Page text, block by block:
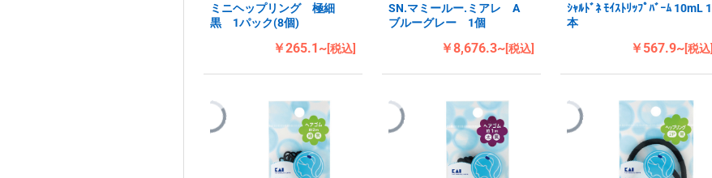
ミニヘップリング 極細
黒 1パック(8個)
￥265.1~[税込]
SN.マミールー.ミアレ A
ブルーグレー 1個
￥8,676.3~[税込]
ｼｬﾙﾄﾞﾈ ﾓｲｽﾄﾘｯﾌﾟﾊﾞｰﾑ 10mL 1
本
￥567.9~[税込]